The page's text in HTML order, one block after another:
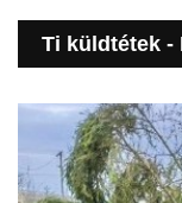
Ti küldtétek -